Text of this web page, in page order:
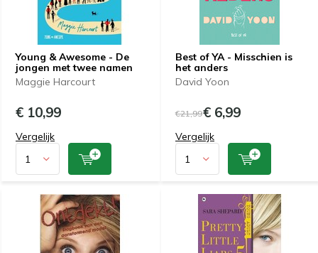
Young & Awesome - De
jongen met twee namen
Maggie Harcourt
€ 10,99
Vergelijk
Best of YA - Misschien is
het anders
David Yoon
€21,99€ 6,99
Vergelijk